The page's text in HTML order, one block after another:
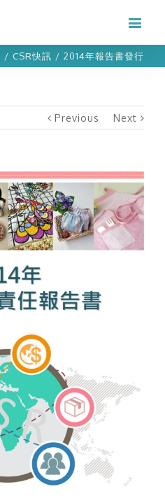
/ CSR快訊 / 2014年報告書發行
Previous Next